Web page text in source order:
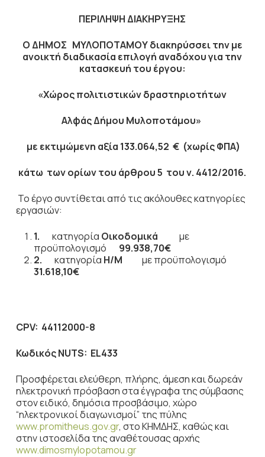
ΠΕΡΙΛΗΨΗ ΔΙΑΚΗΡΥΞΗΣ
Ο ΔΗΜΟΣ ΜΥΛΟΠΟΤΑΜΟΥ διακηρύσσει την με
ανοικτή διαδικασία επιλογή αναδόχου για την
κατασκευή του έργου:
«Χώρος πολιτιστικών δραστηριοτήτων
Αλφάς Δήμου Μυλοποτάμου»
με εκτιμώμενη αξία 133.064,52 € (χωρίς ΦΠΑ)
κάτω των ορίων του άρθρου 5 του ν. 4412/2016.
Το έργο συντίθεται από τις ακόλουθες κατηγορίες
εργασιών:
1. κατηγορία Οικοδομικά
με
προϋπολογισμό 99.938,70€
2. κατηγορία Η/Μ
με προϋπολογισμό
31.618,10€
CPV: 44112000-8
ΚωδικόςNUTS: EL433
Προσφέρεται ελεύθερη, πλήρης, άμεση και δωρεάν
ηλεκτρονική πρόσβαση στα έγγραφα της σύμβασης
στον ειδικό, δημόσια προσβάσιμο, χώρο
“ηλεκτρονικοί διαγωνισμοί” της πύλης
www.promitheus.gov.gr, στο ΚΗΜΔΗΣ, καθώς και
στην ιστοσελίδα της αναθέτουσας αρχής
www.dimosmylopotamou.gr